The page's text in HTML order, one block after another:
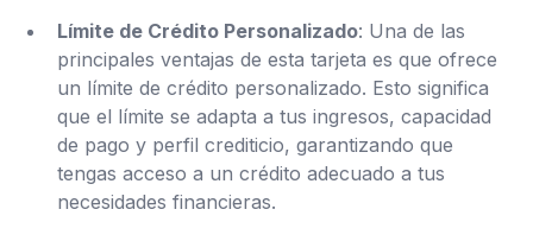
Límite de Crédito Personalizado: Una de las
principales ventajas de esta tarjeta es que ofrece
un límite de crédito personalizado. Esto significa
que el límite se adapta a tus ingresos, capacidad
de pago y perfil crediticio, garantizando que
tengas acceso a un crédito adecuado a tus
necesidades financieras.